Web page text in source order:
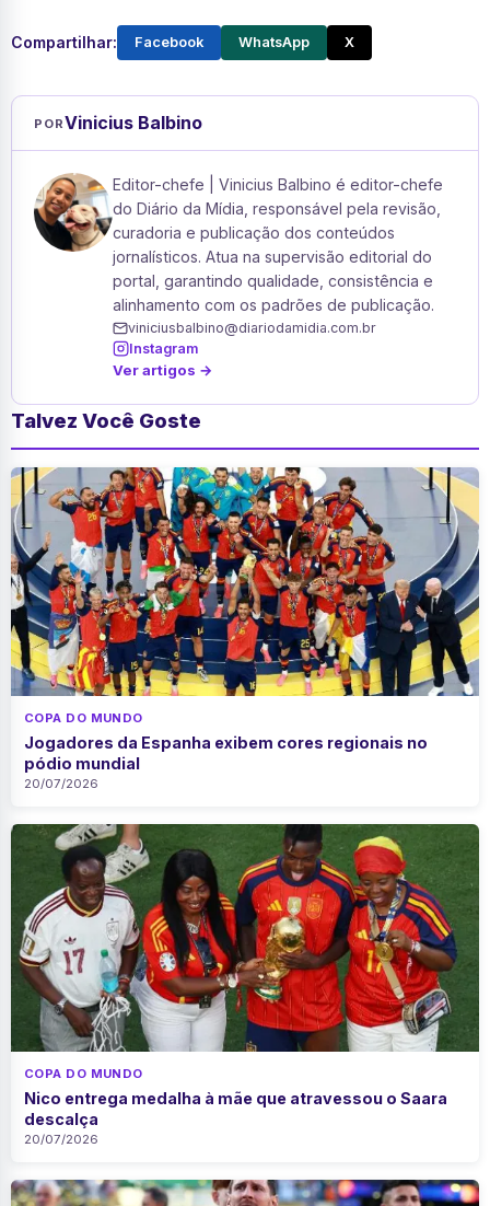
Compartilhar: Facebook WhatsApp X
PORVinicius Balbino
Editor-chefe | Vinicius Balbino é editor-chefe
do Diário da Mídia, responsável pela revisão,
curadoria e publicação dos conteúdos
jornalísticos. Atua na supervisão editorial do
portal, garantindo qualidade, consistência e
alinhamento com os padrões de publicação.
viniciusbalbino@diariodamidia.com.br
Instagram
Ver artigos →
Talvez Você Goste
COPA DO MUNDO
Jogadores da Espanha exibem cores regionais no
pódio mundial
20/07/2026
COPA DO MUNDO
Nico entrega medalha à mãe que atravessou o Saara
descalça
20/07/2026